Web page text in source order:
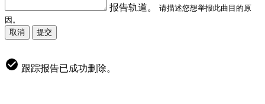
报告轨道。
请描述您想举报此曲目的原
因。
取消
提交
跟踪报告已成功删除。